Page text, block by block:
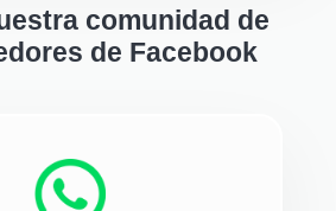
comunidad de
de Facebook